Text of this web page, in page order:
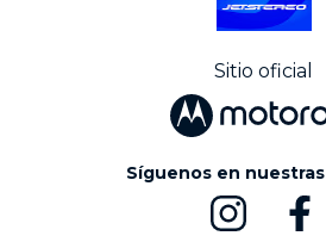
Sitio oficial
Síguenos en